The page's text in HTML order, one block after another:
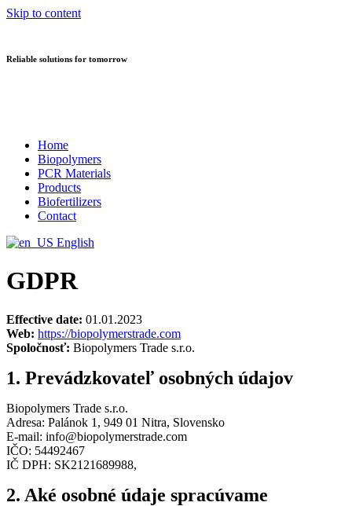
Skip to content
Reliable solutions for tomorrow
Home
Biopolymers
PCR Materials
Products
Biofertilizers
Contact
English
GDPR
Effective date: 01.01.2023
Web: https://biopolymerstrade.com
Spoločnosť: Biopolymers Trade s.r.o.
1. Prevádzkovateľ osobných údajov
Biopolymers Trade s.r.o.
Adresa: Palánok 1, 949 01 Nitra, Slovensko
E-mail: info@biopolymerstrade.com
IČO: 54492467
IČ DPH: SK2121689988,
2. Aké osobné údaje spracúvame